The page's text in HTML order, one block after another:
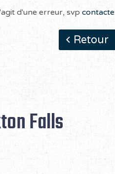
d'une erreur, svp
Retour
Falls